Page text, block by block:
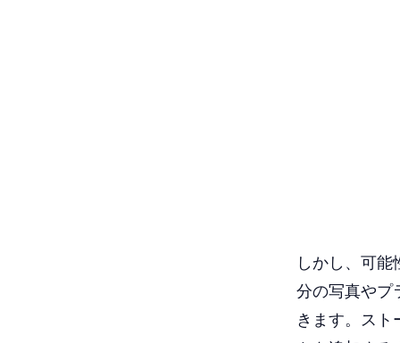
しかし、可
分の写真やプ
きます。スト